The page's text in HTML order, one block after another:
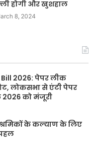
होगी और खुशहाल
8, 2024
2026: पेपर लीक
लोकसभा से एंटी पेपर
को मंजूरी
के कल्याण के लिए